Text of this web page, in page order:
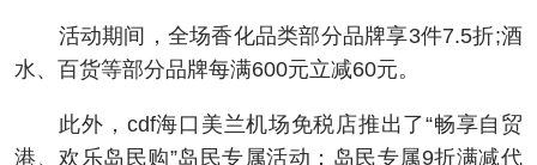
活动期间，全场香化品类部分品牌享3件7.5折;酒
水、百货等部分品牌每满600元立减60元。
此外，cdf海口美兰机场免税店推出了“畅享自贸
港、欢乐岛民购”岛民专属活动：岛民专属9折满减代